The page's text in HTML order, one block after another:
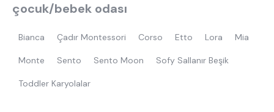
çocuk/bebek odası
Bianca Çadır Montessori Corso Etto Lora Mia
Monte Sento Sento Moon Sofy Sallanır Beşik
Toddler Karyolalar